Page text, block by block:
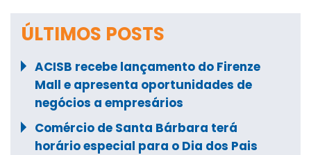
ÚLTIMOS POSTS
ACISB recebe lançamento do Firenze
Mall e apresenta oportunidades de
negócios a empresários
Comércio de Santa Bárbara terá
horário especial para o Dia dos Pais